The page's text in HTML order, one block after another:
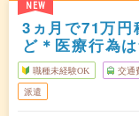
NEW
3ヵ月で71万円
ど＊医療行為
職種未経験OK 交通
派遣